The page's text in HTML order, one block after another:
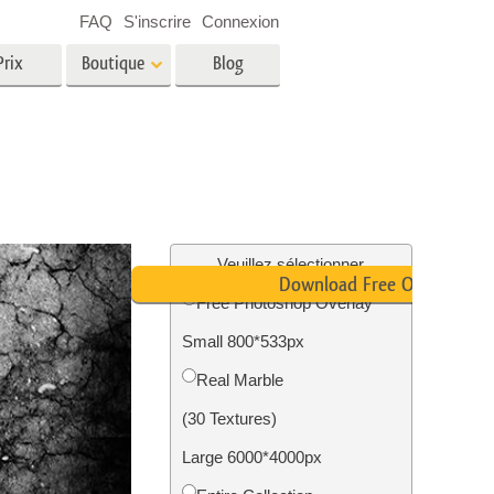
immobilière
Services de restauration photo
Boutique Blog
FAQ S'inscrire Connexion
Veuillez sélectionner
Free Photoshop Overlay
Small 800*533px
Real Marble
(30 Textures)
Large 6000*4000px
Download Free Overlay